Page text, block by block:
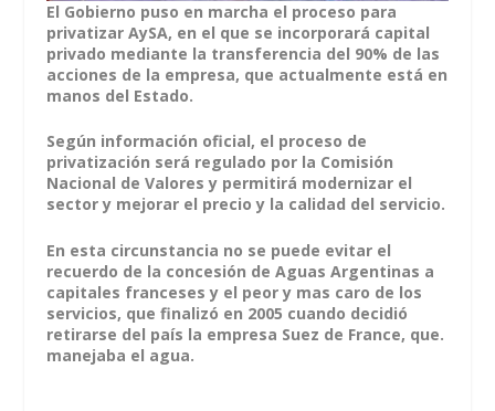
El Gobierno puso en marcha el proceso para
privatizar AySA, en el que se incorporará capital
privado mediante la transferencia del 90% de las
acciones de la empresa, que actualmente está en
manos del Estado.
Según información oficial, el proceso de
privatización será regulado por la Comisión
Nacional de Valores y permitirá modernizar el
sector y mejorar el precio y la calidad del servicio.
En esta circunstancia no se puede evitar el
recuerdo de la concesión de Aguas Argentinas a
capitales franceses y el peor y mas caro de los
servicios, que finalizó en 2005 cuando decidió
retirarse del país la empresa Suez de France, que.
manejaba el agua.